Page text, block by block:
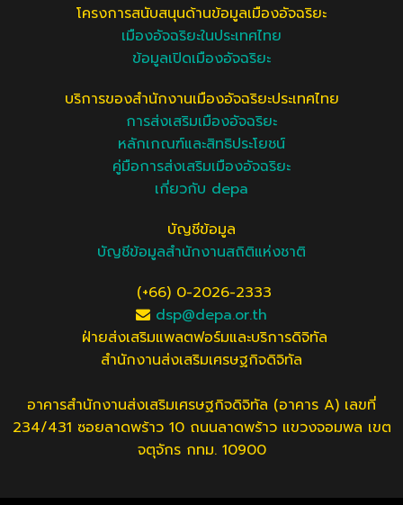
โครงการสนับสนุนด้านข้อมูลเมืองอัจฉริยะ
เมืองอัจฉริยะในประเทศไทย
ข้อมูลเปิดเมืองอัจฉริยะ
บริการของสำนักงานเมืองอัจฉริยะประเทศไทย
การส่งเสริมเมืองอัจฉริยะ
หลักเกณฑ์และสิทธิประโยชน์
คู่มือการส่งเสริมเมืองอัจฉริยะ
เกี่ยวกับ depa
บัญชีข้อมูล
บัญชีข้อมูลสำนักงานสถิติแห่งชาติ
(+66) 0-2026-2333
dsp@depa.or.th
ฝ่ายส่งเสริมแพลตฟอร์มและบริการดิจิทัล
สำนักงานส่งเสริมเศรษฐกิจดิจิทัล
อาคารสำนักงานส่งเสริมเศรษฐกิจดิจิทัล (อาคาร A) เลขที่
234/431 ซอยลาดพร้าว 10 ถนนลาดพร้าว แขวงจอมพล เขต
จตุจักร กทม. 10900